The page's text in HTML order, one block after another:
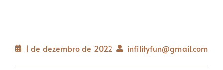
1 de dezembro de 2022 infilityfun@gmail.com